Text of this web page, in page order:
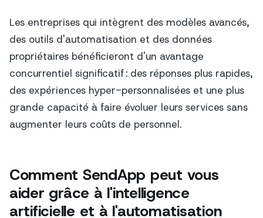
Les entreprises qui intègrent des modèles avancés,
des outils d'automatisation et des données
propriétaires bénéficieront d'un avantage
concurrentiel significatif : des réponses plus rapides,
des expériences hyper-personnalisées et une plus
grande capacité à faire évoluer leurs services sans
augmenter leurs coûts de personnel.
Comment SendApp peut vous
aider grâce à l'intelligence
artificielle et à l'automatisation